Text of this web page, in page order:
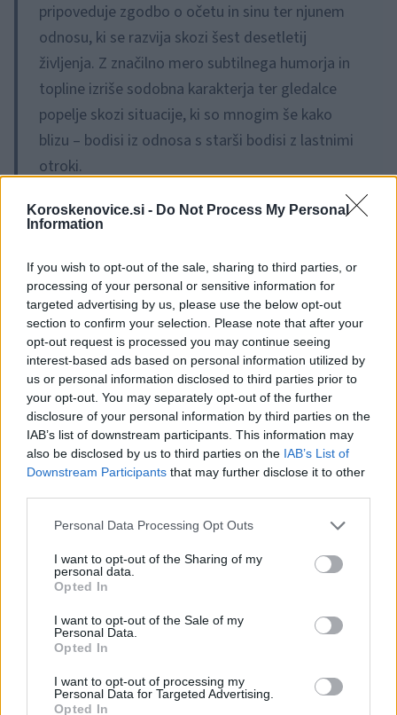
Koroskenovice.si - Do Not Process My Personal
Information
If you wish to opt-out of the sale, sharing to third parties, or
processing of your personal or sensitive information for
targeted advertising by us, please use the below opt-out
section to confirm your selection. Please note that after your
opt-out request is processed you may continue seeing
interest-based ads based on personal information utilized by
us or personal information disclosed to third parties prior to
your opt-out. You may separately opt-out of the further
disclosure of your personal information by third parties on the
IAB’s list of downstream participants. This information may
also be disclosed by us to third parties on the IAB’s List of
Downstream Participants that may further disclose it to other
Please note that this website/app uses one or more Google
not limited to your visit or usage behaviour. You may click to
grant or deny consent to Google and its third-party tags to
use your data for below specified purposes in below Google
consent section.
Personal Data Processing Opt Outs
I want to opt-out of the Sharing of my
personal data.
Opted In
I want to opt-out of the Sale of my
Personal Data.
Opted In
I want to opt-out of processing my
Personal Data for Targeted Advertising.
Opted In
pripoveduje zgodbo o očetu in sinu ter njunem
odnosu, ki se razvija skozi šest desetletij
življenja. Z značilno mero subtilnega humorja in
topline izriše sodobna karakterja ter gledalce
popelje skozi situacije, ki so mnogim še kako
blizu – bodisi iz odnosa s starši bodisi z lastnimi
otroki.
Predstava se na šarmanten način poigrava z
medgeneracijskimi razlikami, ljubeznijo, razumevanjem
in življenjskimi izzivi. Prav zaradi iskrenosti in prepričljive
igre igralcev zgodba nagovarja tako moške kot ženske
ter ustvarja prijetno ravnovesje med smehom in
ganljivimi trenutki.
V atriju Rotenturna je vladalo odlično razpoloženje,
obiskovalci pa so večer zapuščali nasmejani in polni
lepih vtisov.